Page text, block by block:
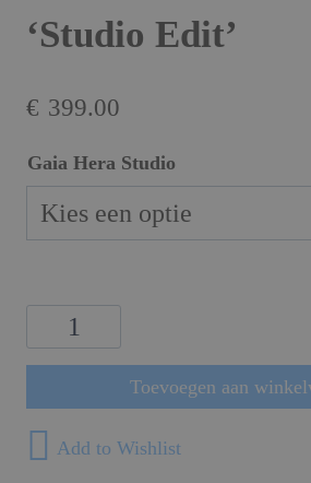
‘Studio Edit’
€ 399.00
Gaia Hera Studio
Baby
Ledikant
'Studio
Toevoegen aan
Add to Wishlist